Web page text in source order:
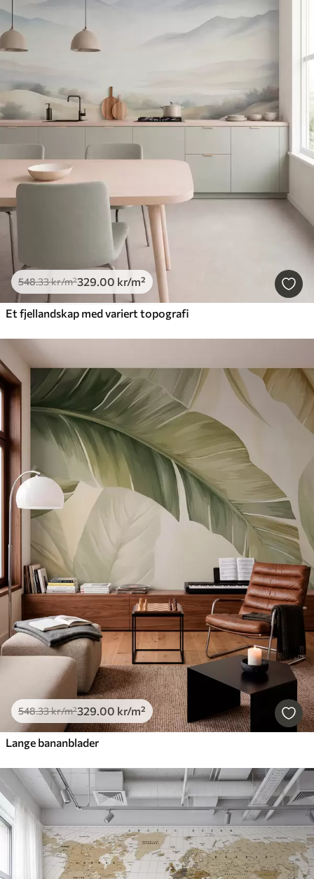
548.33kr/m²329.00 kr/m²
Et fjellandskap med variert topografi
548.33kr/m²329.00 kr/m²
Lange bananblader